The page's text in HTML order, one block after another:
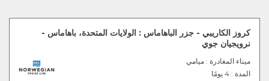
كروز الكاريبي - جزر الباهاماس : الولايات المتحدة، باهاماس -
نرويجيان جوي
ميناء المغادرة : ميامي
المدة : 4 يومًا